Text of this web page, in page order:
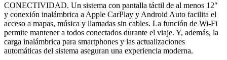
CONECTIVIDAD. Un sistema con pantalla táctil de al menos 12″
y conexión inalámbrica a Apple CarPlay y Android Auto facilita el
acceso a mapas, música y llamadas sin cables. La función de Wi-Fi
permite mantener a todos conectados durante el viaje. Y, además, la
carga inalámbrica para smartphones y las actualizaciones
automáticas del sistema aseguran una experiencia moderna.